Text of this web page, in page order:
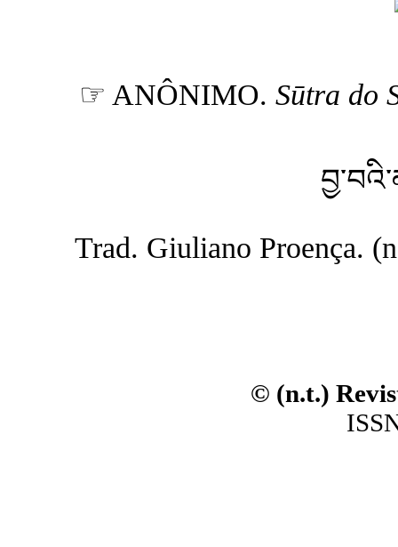
☞ ANÔNIMO.Sūtra do
Trad. Giuliano Proença.
© (n.t.)